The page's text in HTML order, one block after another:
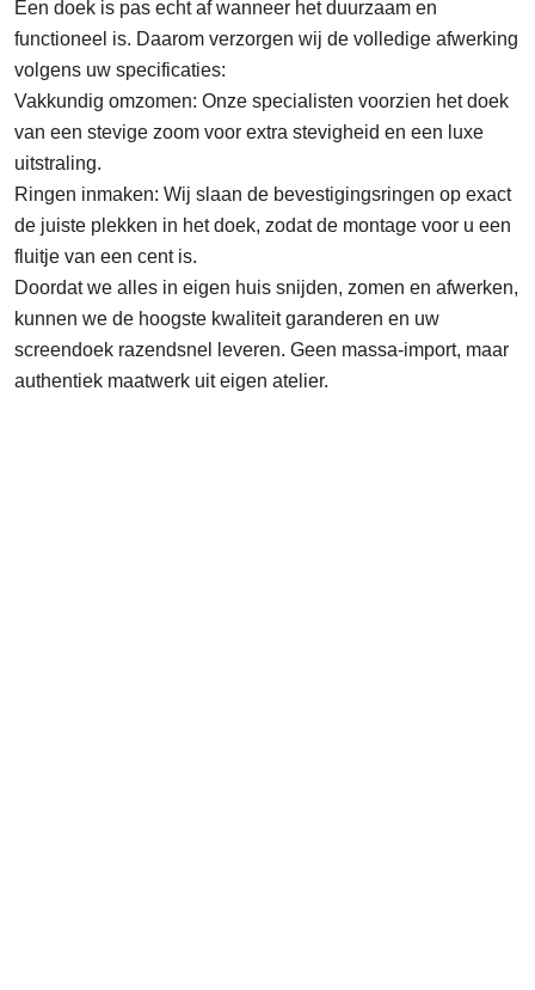
Een doek is pas echt af wanneer het duurzaam en
functioneel is. Daarom verzorgen wij de volledige afwerking
volgens uw specificaties:
Vakkundig omzomen: Onze specialisten voorzien het doek
van een stevige zoom voor extra stevigheid en een luxe
uitstraling.
Ringen inmaken: Wij slaan de bevestigingsringen op exact
de juiste plekken in het doek, zodat de montage voor u een
fluitje van een cent is.
Doordat we alles in eigen huis snijden, zomen en afwerken,
kunnen we de hoogste kwaliteit garanderen en uw
screendoek razendsnel leveren. Geen massa-import, maar
authentiek maatwerk uit eigen atelier.